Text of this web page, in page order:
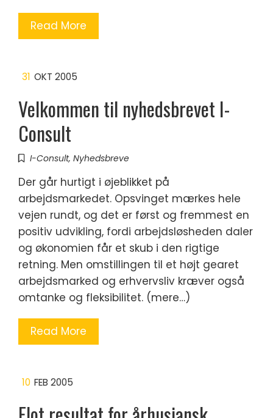
Read More
31 OKT 2005
Velkommen til nyhedsbrevet I-
Consult
I-Consult, Nyhedsbreve
Der går hurtigt i øjeblikket på
arbejdsmarkedet. Opsvinget mærkes hele
vejen rundt, og det er først og fremmest en
positiv udvikling, fordi arbejdsløsheden daler
og økonomien får et skub i den rigtige
retning. Men omstillingen til et højt gearet
arbejdsmarked og erhvervsliv kræver også
omtanke og fleksibilitet. (mere…)
Read More
10 FEB 2005